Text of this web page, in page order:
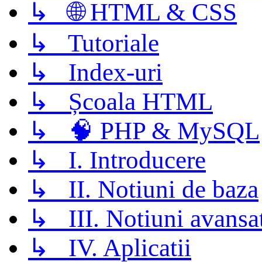
↳ 🌐 HTML & CSS
↳ Tutoriale
↳ Index-uri
↳ Școala HTML
↳ 🧠 PHP & MySQL
↳ I. Introducere
↳ II. Notiuni de baza
↳ III. Notiuni
↳ IV. Aplicatii